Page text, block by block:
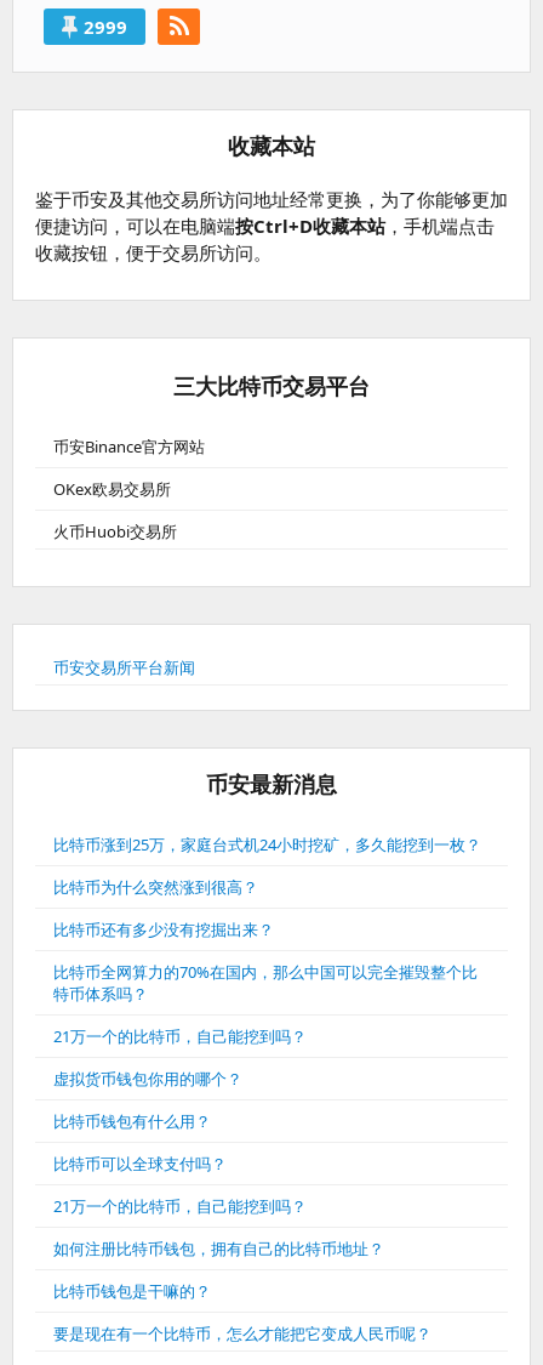
2999
收藏本站
鉴于币安及其他交易所访问地址经常更换，为了你能够更加
便捷访问，可以在电脑端按Ctrl+D收藏本站，手机端点击
收藏按钮，便于交易所访问。
三大比特币交易平台
币安Binance官方网站
OKex欧易交易所
火币Huobi交易所
币安交易所平台新闻
币安最新消息
比特币涨到25万，家庭台式机24小时挖矿，多久能挖到一枚？
比特币为什么突然涨到很高？
比特币还有多少没有挖掘出来？
比特币全网算力的70%在国内，那么中国可以完全摧毁整个比
特币体系吗？
21万一个的比特币，自己能挖到吗？
虚拟货币钱包你用的哪个？
比特币钱包有什么用？
比特币可以全球支付吗？
21万一个的比特币，自己能挖到吗？
如何注册比特币钱包，拥有自己的比特币地址？
比特币钱包是干嘛的？
要是现在有一个比特币，怎么才能把它变成人民币呢？